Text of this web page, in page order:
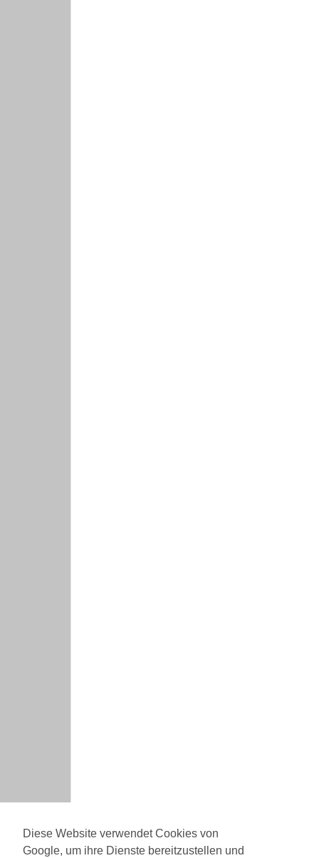
Diese Website verwendet Cookies von
Google, um ihre Dienste bereitzustellen und